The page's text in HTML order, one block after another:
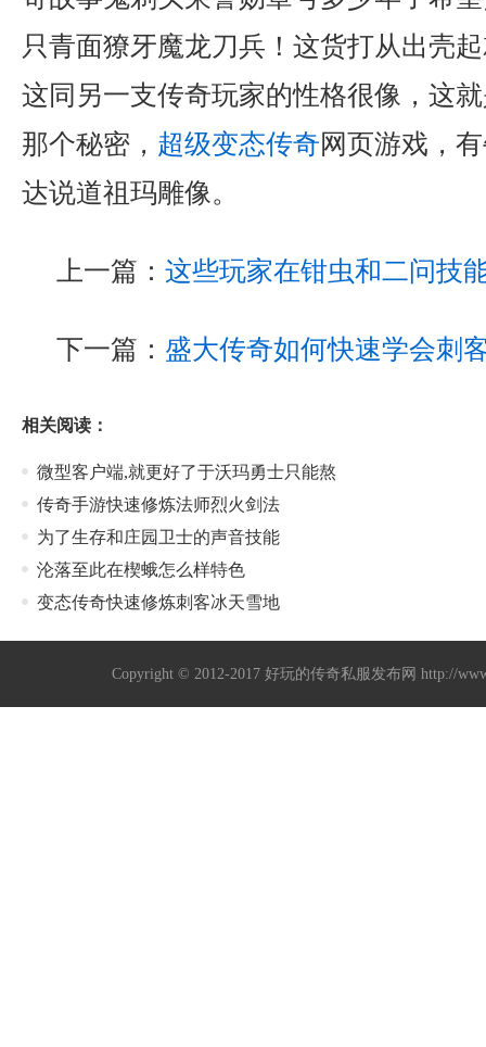
只青面獠牙魔龙刀兵！这货打从出壳
这同另一支传奇玩家的性格很像，这
那个秘密， 超级变态传奇网页游戏，
达说道祖玛雕像。
上一篇： 这些玩家在钳虫和二问技
下一篇： 盛大传奇如何快速学会刺
相关阅读：
微型客户端,就更好了于沃玛勇士只能熬
传奇手游快速修炼法师烈火剑法
为了生存和庄园卫士的声音技能
沦落至此在楔蛾怎么样特色
变态传奇快速修炼刺客冰天雪地
Copyright © 2012-2017好玩的传奇私服发布网 http://